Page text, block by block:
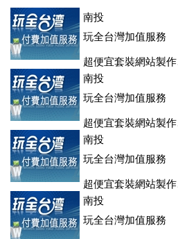
登、訂房系統、客房委託旅行社銷售
南投
玩全台灣加值服務
超便宜套裝網站製
登、訂房系統、客房委託旅行社銷售
南投
玩全台灣加值服務
超便宜套裝網站製
登、訂房系統、客房委託旅行社銷售
南投
玩全台灣加值服務
超便宜套裝網站製
登、訂房系統、客房委託旅行社銷售
南投
玩全台灣加值服務